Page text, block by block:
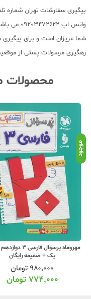
شما عزیزان است و برای پیگیری
رهگیری مرسولات پستی از
محصولات
موجود
مهروماه پرسوال
پک + ضمیمه رایگان
۹۸۰,۰۰۰تومان
۷۷۴,۰۰۰ تومان